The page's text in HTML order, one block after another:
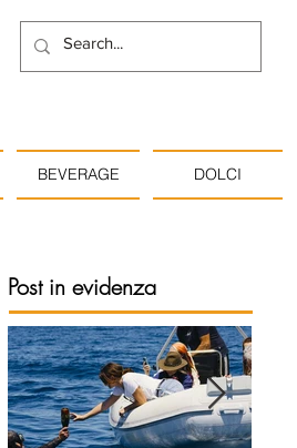
BEVERAGE DOLCI
Post in evidenza